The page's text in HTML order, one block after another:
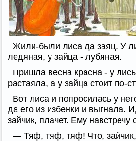
Жили-были лиса да заяц. У
ледяная, у зайца - лубяная.
Пришла весна красна - у
растаяла, а у зайца стоит по-
Вот лиса и попросилась у
да его из избенки и выгнала.
зайчик, плачет. Ему навстречу
— Тяф, тяф, тяф! Что,